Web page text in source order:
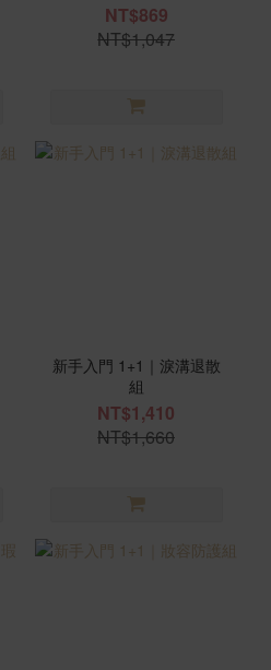
NT$869
NT$1,047
新手入門 1+1｜淚溝退散
組
NT$1,410
NT$1,660